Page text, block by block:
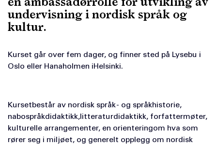
undervisning i nordisk språk og
kultur.
Kurset går over fem dager, og finner sted på Lysebu i
Oslo eller Hanaholmen iHelsinki.
Kursetbestår av nordisk språk - og språkhistorie,
nabospråkdidaktikk,litteraturdidaktikk, forfattermøter,
kulturelle arrangementer, en orienteringom hva som
rører seg i miljøet, og generelt opplegg om nordisk